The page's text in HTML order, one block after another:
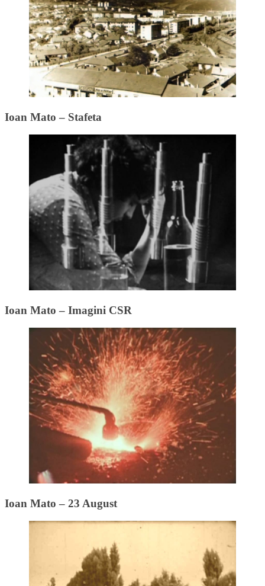
Ioan Mato – Stafeta
Ioan Mato – Imagini CSR
Ioan Mato – 23 August